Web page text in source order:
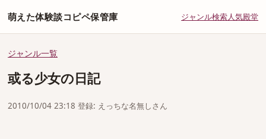
萌えた体験談コピペ保管庫 ジャンル検索人気殿堂
ジャンル一覧
或る少女の日記
2010/10/04 23:18 登録: えっちな名無しさん